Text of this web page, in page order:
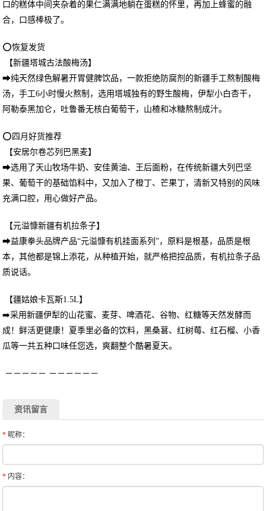
口的糕体中间夹杂着的果仁满满地躺在蛋糕的怀里，再加上蜂蜜的融
合，口感棒极了。
⭕恢复发货
【新疆塔城古法酸梅汤】
➡纯天然绿色解暑开胃健脾饮品，一款拒绝防腐剂的新疆手工熬制酸梅
汤，手工6小时慢火熬制，选用塔城独有的野生酸梅，伊犁小白杏干，
阿勒泰黑加仑，吐鲁番无核白葡萄干，山楂和冰糖熬制成汁。
⭕四月好货推荐
【安居尔卷芯列巴黑麦】
➡选用了天山牧场牛奶、安佳黄油、王后面粉，在传统新疆大列巴坚
果、葡萄干的基础馅料中，又加入了橙丁、芒果丁，清新又特别的风味
充满口腔，用心做好产品。
【元溢慷新疆有机拉条子】
➡益康拳头品牌产品“元溢慷有机挂面系列”，原料是根基，品质是根
本，其他都是锦上添花，从种植开始，就严格把控品质，有机拉条子品
质说话。
【疆姑娘卡瓦斯1.5L】
➡️采用新疆伊犁的山花蜜、麦芽、啤酒花、谷物、红糖等天然发酵而
成！鲜活更健康！夏季里必备的饮料，黑桑葚、红树莓、红石榴、小香
瓜等一共五种口味任您选，爽翻整个酷暑夏天。
－－－－－ －－－－－－
资讯留言
* 昵称：
* 内容：